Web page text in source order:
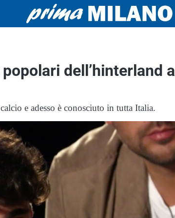
dell’hinterland a
e adesso è conosciuto in tutta Italia.